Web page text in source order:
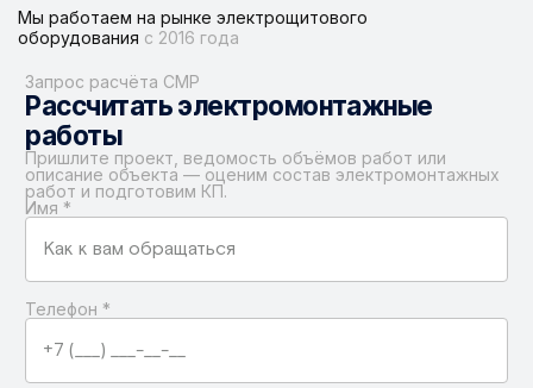
Мы работаем на рынке электрощитового
оборудования с 2016 года
Запрос расчёта СМР
Рассчитать электромонтажные
работы
Пришлите проект, ведомость объёмов работ или
описание объекта — оценим состав электромонтажных
работ и подготовим КП.
Имя *
Телефон *